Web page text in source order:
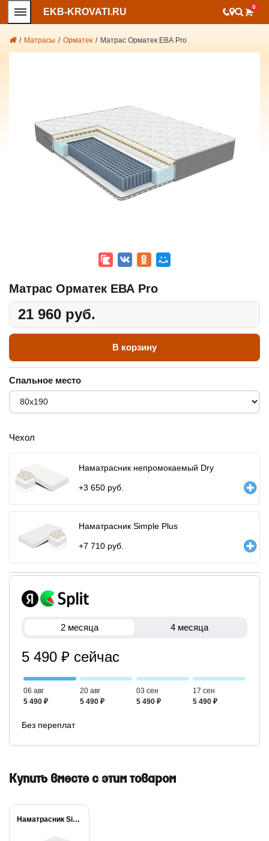
EKB-KROVATI.RU 0
/ Матрасы / Орматек / Матрас Орматек ЕВА Pro
Матрас Орматек ЕВА Pro
21 960 руб.
В корзину
Спальное место
Чехол
Наматрасник непромокаемый Dry
+3 650 руб.
Наматрасник Simple Plus
+7 710 руб.
2 месяца 4 месяца
5 490 ₽ сейчас
06 авг
5 490 ₽
20 авг
5 490 ₽
03 сен
5 490 ₽
17 сен
5 490 ₽
Без переплат
Купить вместе с этим товаром
Наматрасник Simple Plus